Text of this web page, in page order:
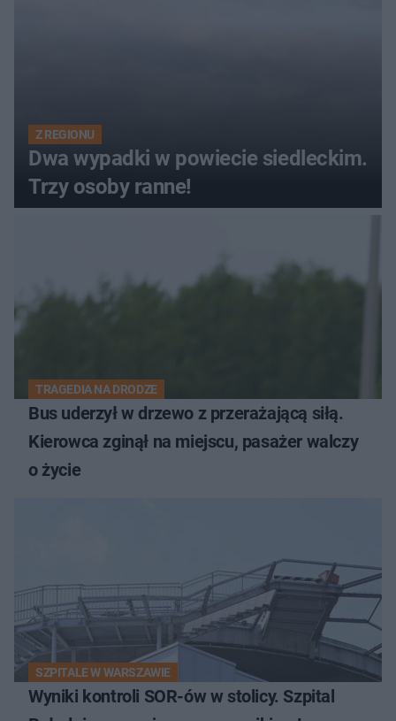
Z REGIONU
Dwa wypadki w powiecie siedleckim.
Trzy osoby ranne!
TRAGEDIA NA DRODZE
Bus uderzył w drzewo z przerażającą siłą.
Kierowca zginął na miejscu, pasażer walczy
o życie
SZPITALE W WARSZAWIE
Wyniki kontroli SOR-ów w stolicy. Szpital